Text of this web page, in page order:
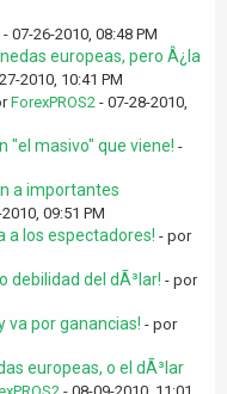
- 07-26-2010, 08:48 PM
europeas, pero Â¿la
2010, 10:41 PM
ForexPROS2 - 07-28-2010,
"el masivo" que viene! -
a importantes
09:51 PM
a los espectadores! - por
debilidad del dÃ³lar! - por
va por ganancias! - por
europeas, o el dÃ³lar